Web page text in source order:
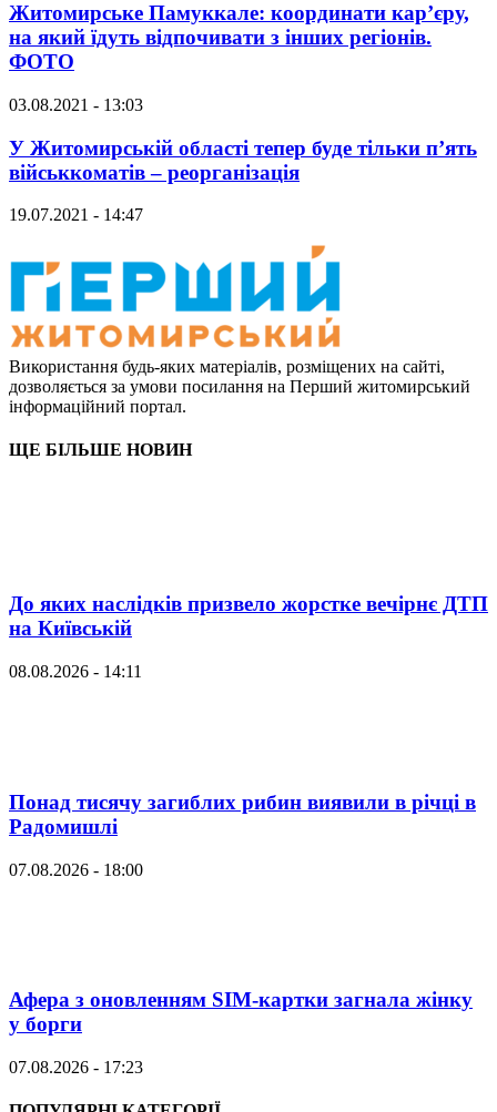
Житомирське Памуккале: координати кар’єру,
на який їдуть відпочивати з інших регіонів.
ФОТО
03.08.2021 - 13:03
У Житомирській області тепер буде тільки п’ять
військкоматів – реорганізація
19.07.2021 - 14:47
Використання будь-яких матеріалів, розміщених на сайті,
дозволяється за умови посилання на Перший житомирський
інформаційний портал.
ЩЕ БІЛЬШЕ НОВИН
До яких наслідків призвело жорстке вечірнє ДТП
на Київській
08.08.2026 - 14:11
Понад тисячу загиблих рибин виявили в річці в
Радомишлі
07.08.2026 - 18:00
Афера з оновленням SIM-картки загнала жінку
у борги
07.08.2026 - 17:23